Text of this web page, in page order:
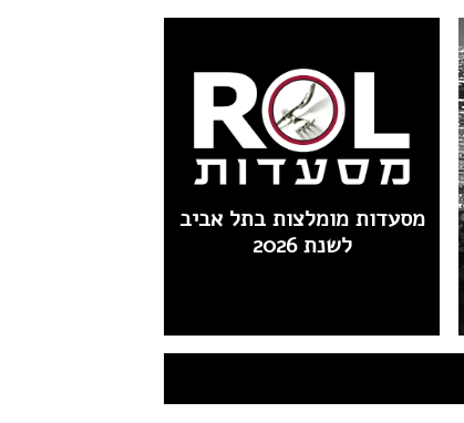
מסעדות מומלצות בתל אביב
לשנת 2026